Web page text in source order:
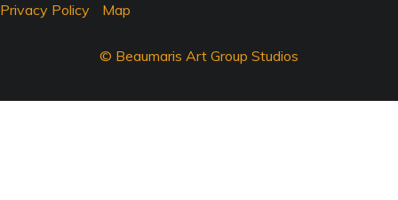
Privacy Policy
Map
© Beaumaris Art Group Studios